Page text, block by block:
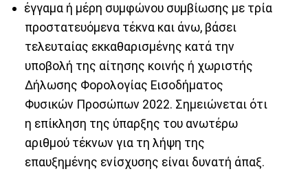
έγγαμα ή μέρη συμφώνου συμβίωσης με τρία
προστατευόμενα τέκνα και άνω, βάσει
τελευταίας εκκαθαρισμένης κατά την
υποβολή της αίτησης κοινής ή χωριστής
Δήλωσης Φορολογίας Εισοδήματος
Φυσικών Προσώπων 2022. Σημειώνεται ότι
η επίκληση της ύπαρξης του ανωτέρω
αριθμού τέκνων για τη λήψη της
επαυξημένης ενίσχυσης είναι δυνατή άπαξ.